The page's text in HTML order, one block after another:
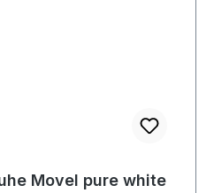
Movel pure white